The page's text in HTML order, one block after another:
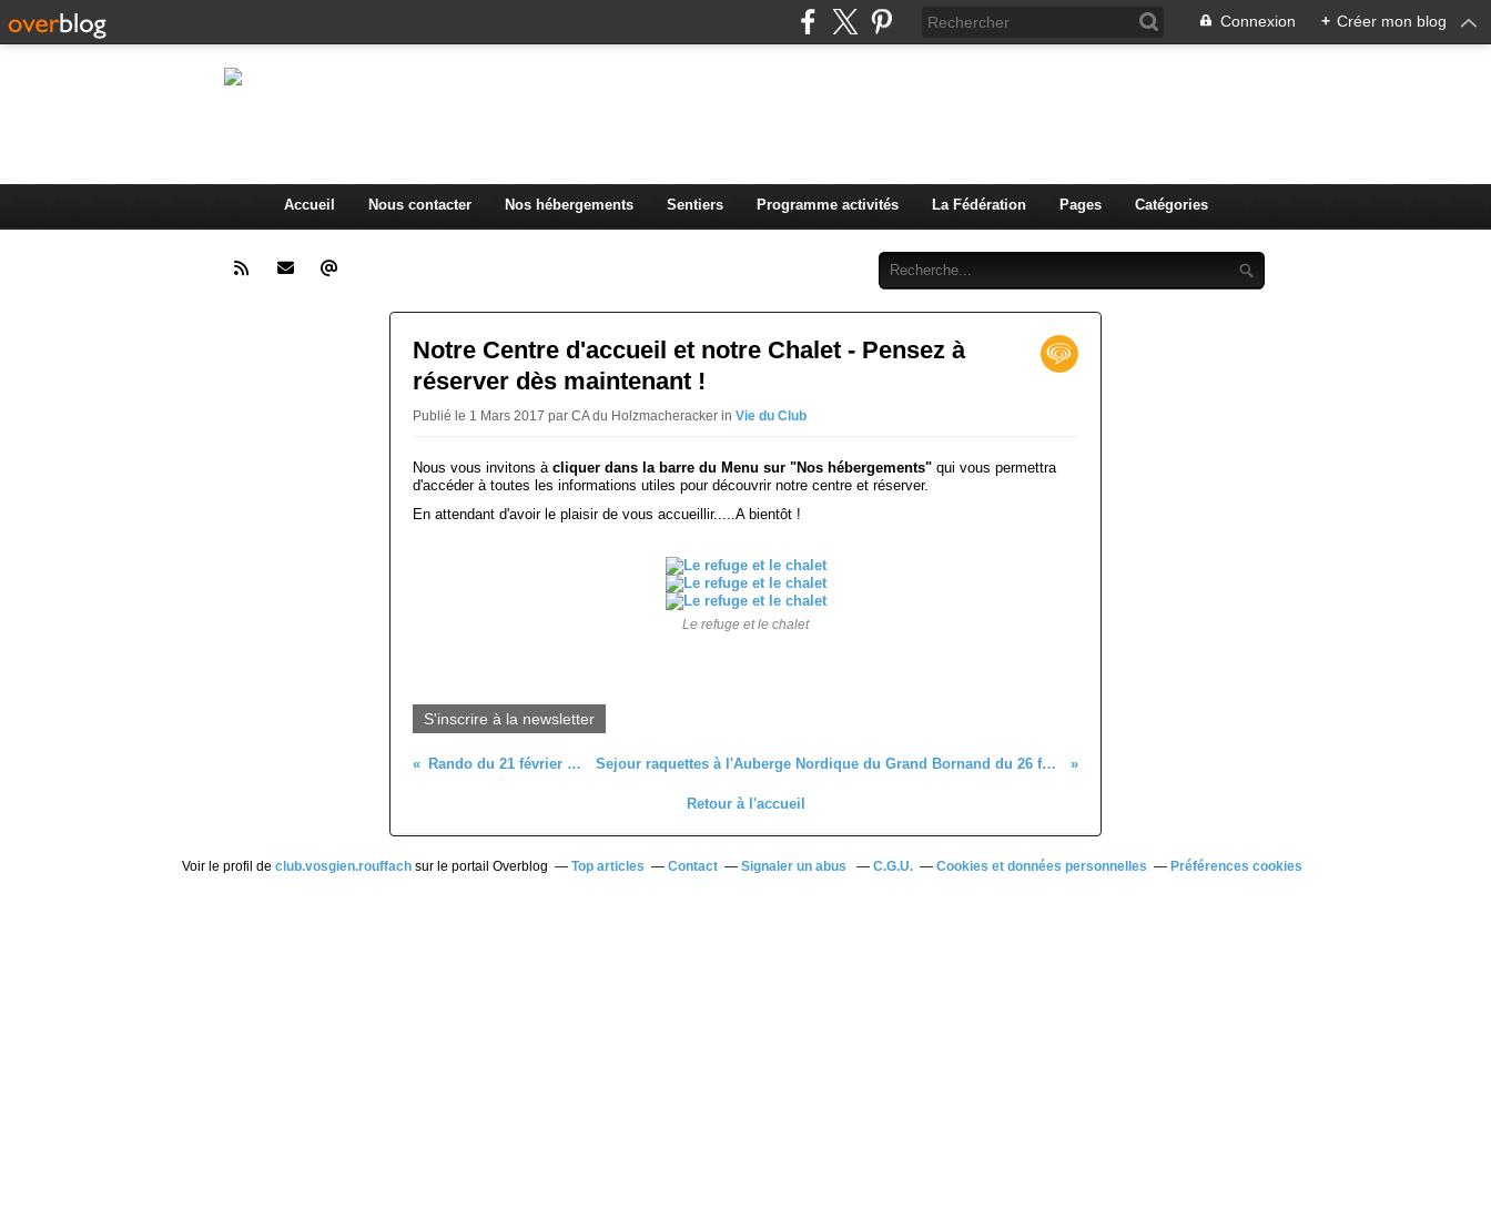
Connexion + Créer mon blog
Accueil Nous contacter Nos hébergements Sentiers Programme activités La Fédération Pages Catégories
Notre Centre d'accueil et notre Chalet - Pensez à
réserver dès maintenant !
Publié le 1 Mars 2017 par CA du Holzmacheracker in Vie du Club
Nous vous invitons à cliquer dans la barre du Menu sur "Nos hébergements" qui vous permettra
d'accéder à toutes les informations utiles pour découvrir notre centre et réserver.
En attendant d'avoir le plaisir de vous accueillir.....A bientôt !
Le refuge et le chalet
S'inscrire à la newsletter
Rando du 21 février - Edito Sejour raquettes à l'Auberge Nordique du Grand Bornand du 26 février au 4 mars
Retour à l'accueil
Voir le profil de club.vosgien.rouffach sur le portail Overblog Top articles Contact Signaler un abus C.G.U. Cookies et données personnelles Préférences cookies